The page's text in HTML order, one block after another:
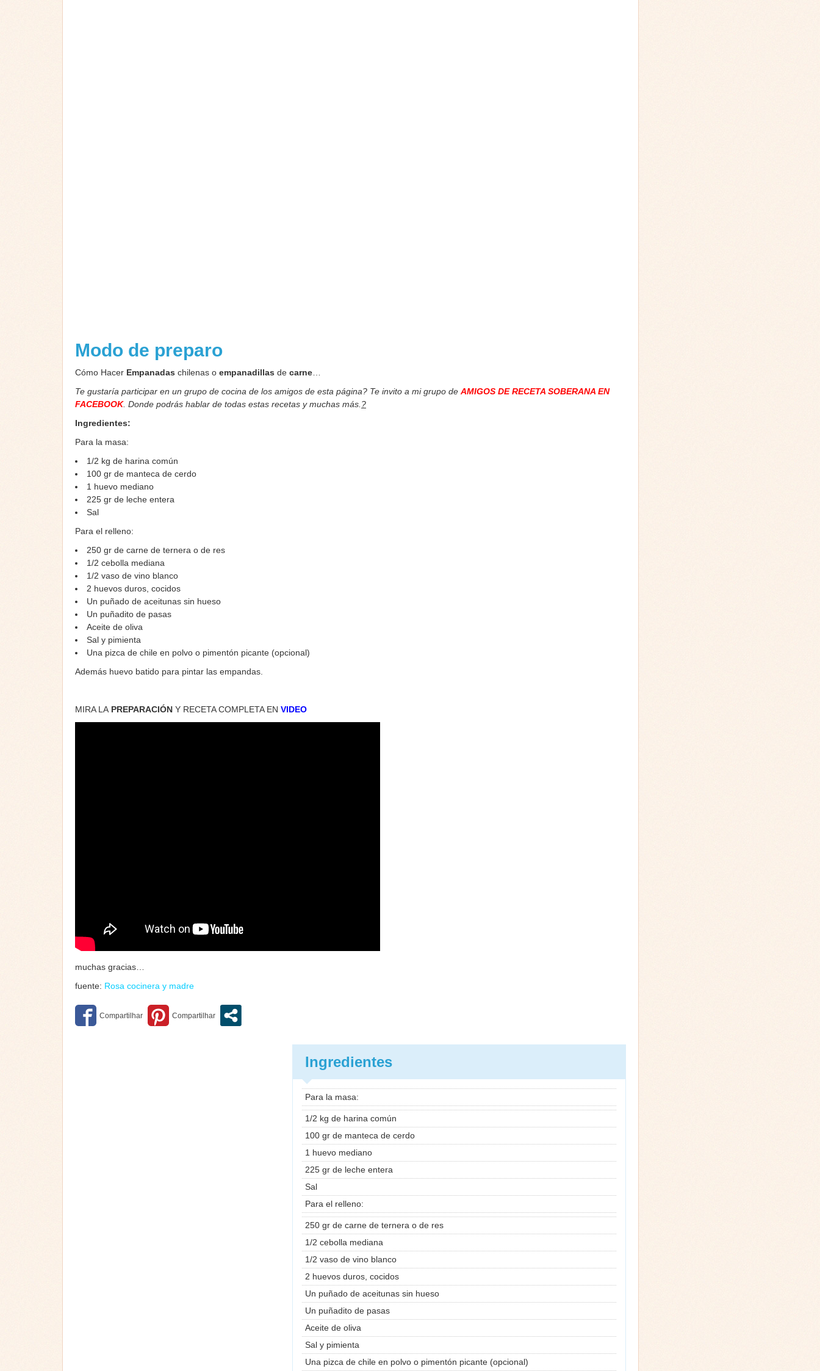
Modo de preparo
Cómo Hacer Empanadas chilenas o empanadillas de carne
Te gustaría participar en un grupo de cocina de los amigos de esta página? Te invito a mi grupo de AMIGOS DE RECETA SOBERANA EN
FACEBOOK. Donde podrás hablar de todas estas recetas y muchas más. ?
Ingredientes:
Para la masa:
1/2 kg de harina común
100 gr de manteca de cerdo
1 huevo mediano
225 gr de leche entera
Sal
Para el relleno:
250 gr de carne de ternera o de res
1/2 cebolla mediana
1/2 vaso de vino blanco
2 huevos duros, cocidos
Un puñado de aceitunas sin hueso
Un puñadito de pasas
Aceite de oliva
Sal y pimienta
Una pizca de chile en polvo o pimentón picante (opcional)
Además huevo batido para pintar las empandas.
MIRA LA PREPARACIÓN Y RECETA COMPLETA EN VIDEO
muchas gracias…
fuente: Rosa cocinera y madre
Ingredientes
Para la masa:
1/2 kg de harina común
100 gr de manteca de cerdo
1 huevo mediano
225 gr de leche entera
Sal
Para el relleno:
250 gr de carne de ternera o de res
1/2 cebolla mediana
1/2 vaso de vino blanco
2 huevos duros, cocidos
Un puñado de aceitunas sin hueso
Un puñadito de pasas
Aceite de oliva
Sal y pimienta
Una pizca de chile en polvo o pimentón picante (opcional)